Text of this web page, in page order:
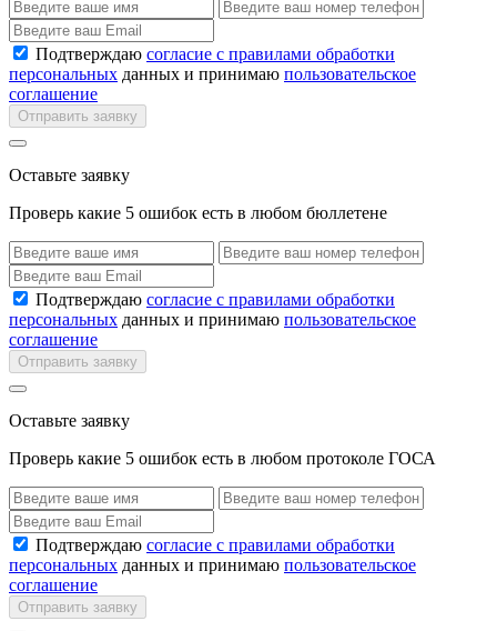
Подтверждаю согласие с правилами обработки
персональных данных и принимаю пользовательское
соглашение
Отправить заявку
Оставьте заявку
Проверь какие 5 ошибок есть в любом бюллетене
Подтверждаю согласие с правилами обработки
персональных данных и принимаю пользовательское
соглашение
Отправить заявку
Оставьте заявку
Проверь какие 5 ошибок есть в любом протоколе ГОСА
Подтверждаю согласие с правилами обработки
персональных данных и принимаю пользовательское
соглашение
Отправить заявку